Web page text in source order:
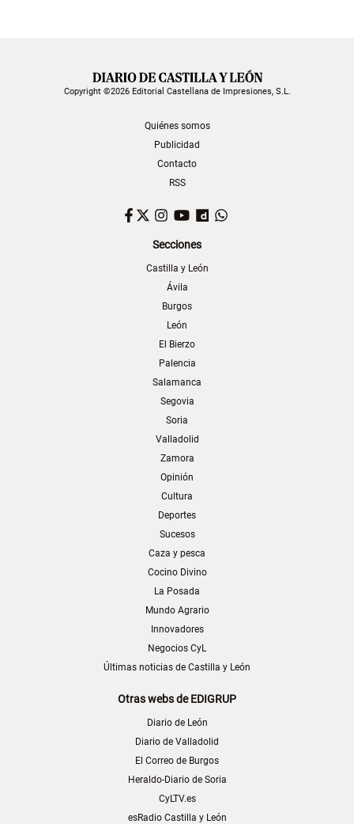
Copyright ©2026 Editorial Castellana de Impresiones, S.L.
Quiénes somos
Publicidad
Contacto
RSS
Facebook
TwitterInstagram
YouTubeDailymotion
Secciones
Castilla y León
Ávila
Burgos
León
El Bierzo
Palencia
Salamanca
Segovia
Soria
Valladolid
Zamora
Opinión
Cultura
Deportes
Sucesos
Caza y pesca
Cocino Divino
La Posada
Mundo Agrario
Innovadores
Negocios CyL
Últimas noticias de Castilla y León
Otras webs de EDIGRUP
Diario de León
Diario de Valladolid
El Correo de Burgos
Heraldo-Diario de Soria
CyLTV.es
esRadio Castilla y León